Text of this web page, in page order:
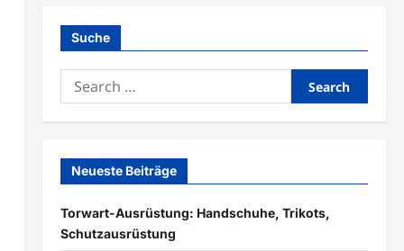
Suche
Search
for:
Neueste Beiträge
Torwart-Ausrüstung: Handschuhe, Trikots,
Schutzausrüstung